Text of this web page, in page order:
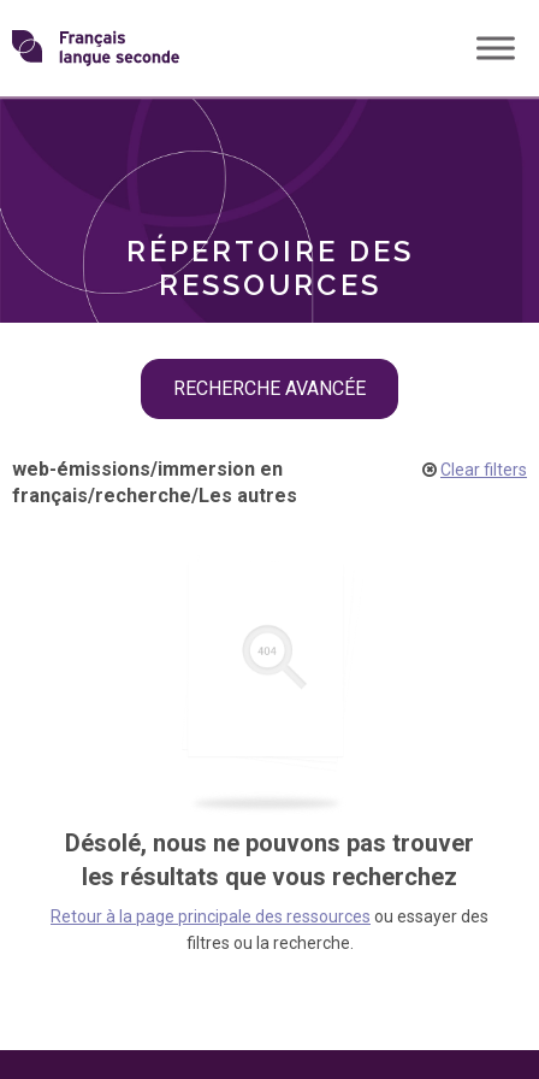
Skip
toTransformons
langue
RÉPERTOIRE DES
RESSOURCES
RECHERCHE AVANCÉE
THÈMES
web-émissions/immersion en
français/recherche/Les autres
Clear filters
Désolé, nous ne pouvons pas trouver
les résultats que vous recherchez
Retour à la page principale des ressources ou essayer des
filtres ou la recherche.